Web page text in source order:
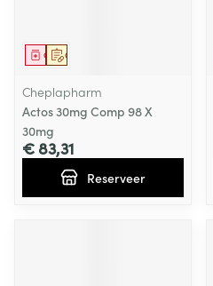
Op voorschrift
Geneesmiddel
Cheplapharm
Actos 30mg Comp 98 X
30mg
€ 83,31
Reserveer